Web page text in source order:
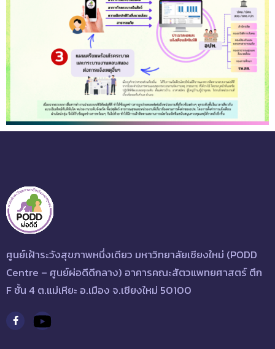
ศูนย์เฝ้าระวังสุขภาพหนึ่งเดียว มหาวิทยาลัยเชียงใหม่ (PODD
Centre – ศูนย์ผ่อดีดีกลาง) อาคารคณะสัตวแพทยศาสตร์ ตึก
F ชั้น 4 ต.แม่เหียะ อ.เมือง จ.เชียงใหม่ 50100